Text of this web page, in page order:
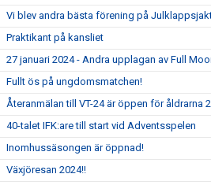
Vi blev andra bästa förening på
Praktikant på kansliet
27 januari 2024 - Andra upplagan av Full
Fullt ös på ungdomsmatchen!
Återanmälan till VT-24 är öppen för åldrarna
40-talet IFK:are till start vid Adventsspelen
Inomhussäsongen är öppnad!
Växjöresan 2024!!